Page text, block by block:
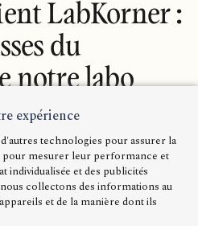
LabKorner :
du
notre labo
expérience
technologies pour assurer la
pour mesurer leur performance et
et des publicités
collectons des informations au
et de la manière dont ils